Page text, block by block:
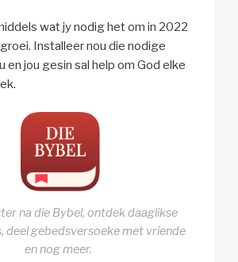
wat jy nodig het om in 2022
Installeer nou die nodige
en jou gesin sal help om God elke
na die Bybel, ontdek daaglikse
deel gebedsversoeke met vriende
en nog meer.